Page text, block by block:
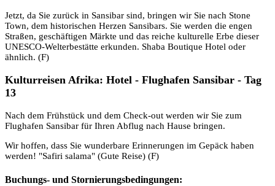
Jetzt, da Sie zurück in Sansibar sind, bringen wir Sie nach Stone
Town, dem historischen Herzen Sansibars. Sie werden die engen
Straßen, geschäftigen Märkte und das reiche kulturelle Erbe dieser
UNESCO-Welterbestätte erkunden. Shaba Boutique Hotel oder
ähnlich. (F)
Kulturreisen Afrika: Hotel - Flughafen Sansibar - Tag
13
Nach dem Frühstück und dem Check-out werden wir Sie zum
Flughafen Sansibar für Ihren Abflug nach Hause bringen.
Wir hoffen, dass Sie wunderbare Erinnerungen im Gepäck haben
werden! "Safiri salama" (Gute Reise) (F)
Buchungs- und Stornierungsbedingungen: